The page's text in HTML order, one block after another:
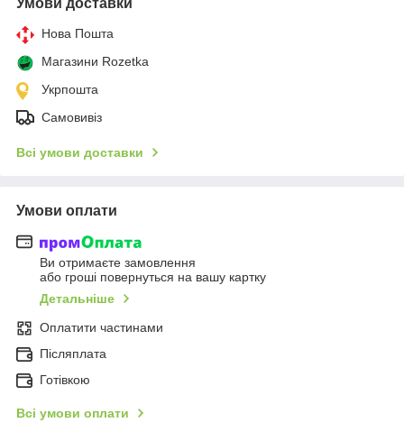
Нова Пошта
Магазини Rozetka
Укрпошта
Самовивіз
Всі умови доставки
Умови оплати
Ви отримаєте замовлення
або гроші повернуться на вашу картку
Детальніше
Оплатити частинами
Післяплата
Готівкою
Всі умови оплати